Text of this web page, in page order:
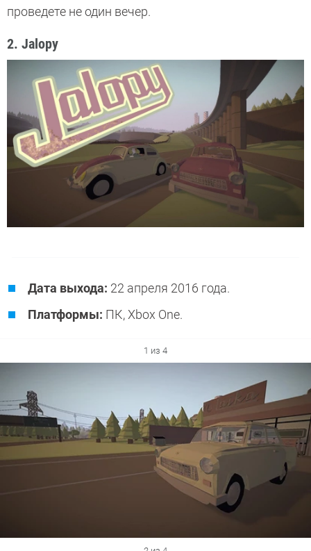
проведете не один вечер.
2. Jalopy
Дата выхода: 22 апреля 2016 года.
Платформы: ПК, Xbox One.
1 из 4